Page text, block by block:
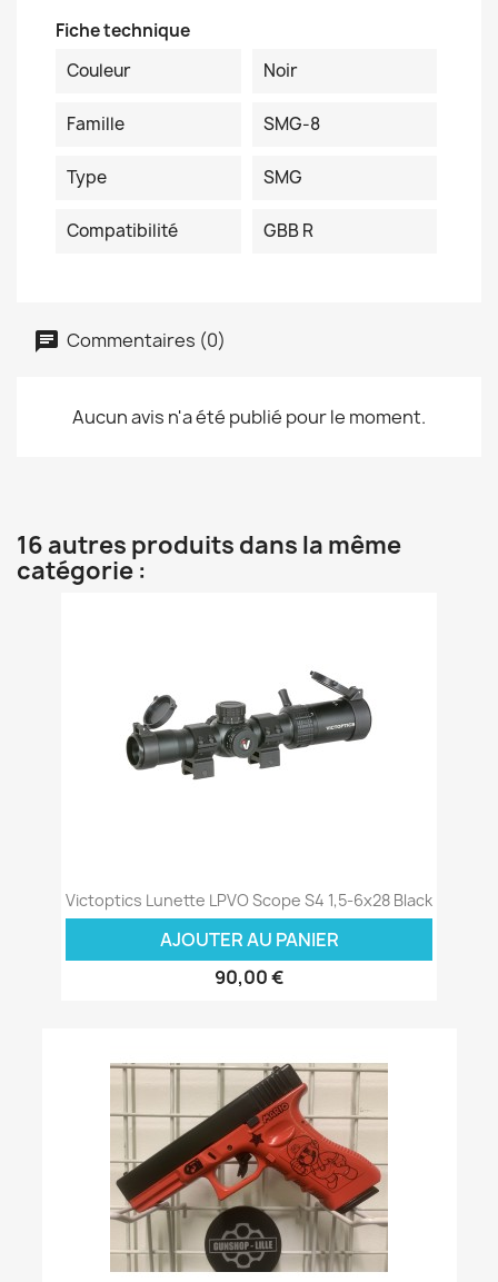
Fiche technique
Couleur
Noir
Famille SMG-8
Type SMG
Compatibilité GBB R
Commentaires (0)
Aucun avis n'a été publié pour le moment.
16 autres produits dans la même
catégorie :
Victoptics Lunette LPVO Scope S4 1,5-6x28 Black
AJOUTER AU PANIER
90,00 €